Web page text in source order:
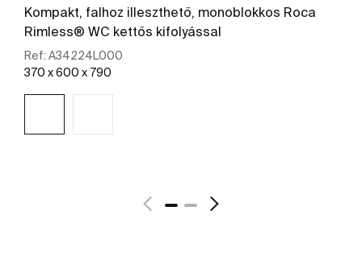
Kompakt, falhoz illeszthető, monoblokkos Roca
Rimless® WC kettős kifolyással
Ref: A34224L000
370 x 600 x 790